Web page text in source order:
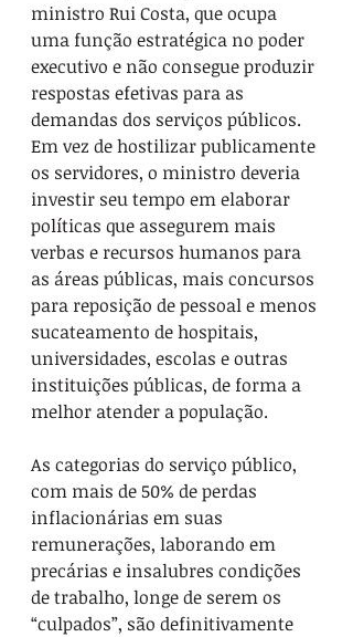
ministro Rui Costa, que ocupa
uma função estratégica no poder
executivo e não consegue produzir
respostas efetivas para as
demandas dos serviços públicos.
Em vez de hostilizar publicamente
os servidores, o ministro deveria
investir seu tempo em elaborar
políticas que assegurem mais
verbas e recursos humanos para
as áreas públicas, mais concursos
para reposição de pessoal e menos
sucateamento de hospitais,
universidades, escolas e outras
instituições públicas, de forma a
melhor atender a população.
As categorias do serviço público,
com mais de 50% de perdas
inflacionárias em suas
remunerações, laborando em
precárias e insalubres condições
de trabalho, longe de serem os
“culpados”, são definitivamente